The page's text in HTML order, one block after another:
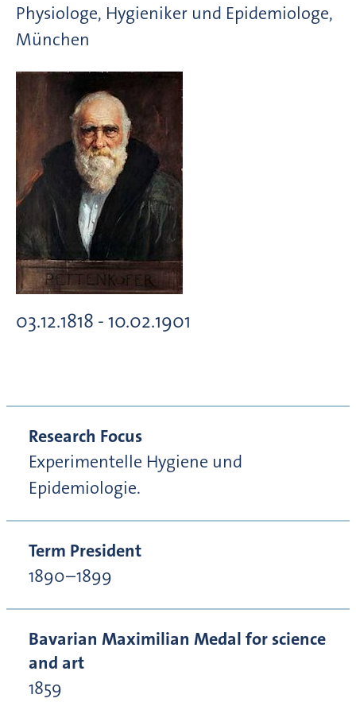
Physiologe, Hygieniker und Epidemiologe,
München
03.12.1818 - 10.02.1901
Research Focus
Experimentelle Hygiene und
Epidemiologie.
Term President
1890–1899
Bavarian Maximilian Medal for science
and art
1859